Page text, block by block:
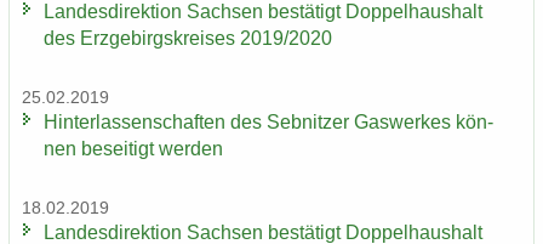
Lan­des­di­rek­ti­on Sach­sen be­stä­tigt Dop­pel­haus­halt
des Erz­ge­birgs­krei­ses 2019/2020
25.02.2019
Hin­ter­las­sen­schaf­ten des Seb­nit­zer Gas­wer­kes kön­
nen be­sei­tigt wer­den
18.02.2019
Lan­des­di­rek­ti­on Sach­sen be­stä­tigt Dop­pel­haus­halt